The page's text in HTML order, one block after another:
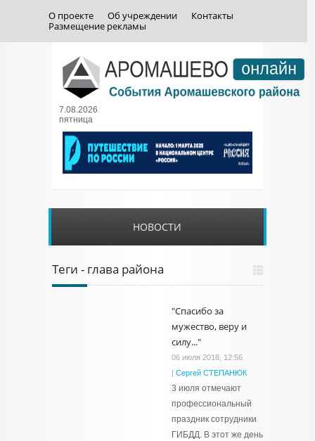
О проекте Об учреждении
Контакты
Размещение рекламы
7.08.2026
пятница
НОВОСТИ
Теги - глава района
"Спасибо за
мужество, веру и
силу..."
06 июля 2018, 12:56
| Сергей СТЕПАНЮК
3 июля отмечают
профессиональный
праздник сотрудники
ГИБДД. В этот же день